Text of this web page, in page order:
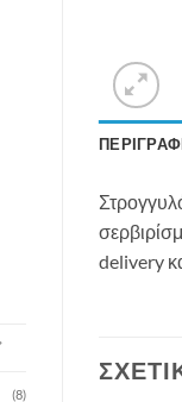
(8)
delivery